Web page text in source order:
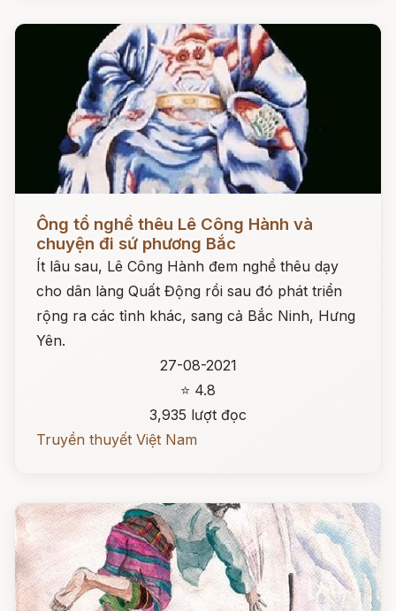
Đọc ngay
Ông tổ nghề thêu Lê Công Hành và
chuyện đi sứ phương Bắc
Ít lâu sau, Lê Công Hành đem nghề thêu dạy
cho dân làng Quất Động rồi sau đó phát triển
rộng ra các tỉnh khác, sang cả Bắc Ninh, Hưng
Yên.
27-08-2021
⭐ 4.8
3,935 lượt đọc
Truyền thuyết Việt Nam